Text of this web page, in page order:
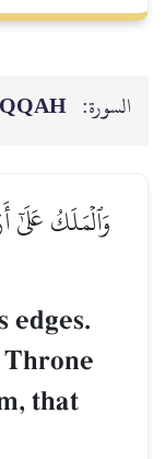
السورة:
وَٱلۡمَلَكُ
edges.
that